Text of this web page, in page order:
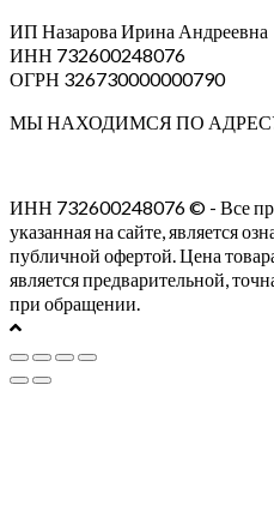
ИП Назарова Ирина Андреевна⁠
ИНН 732600248076
ОГРН 326730000000790
МЫ НАХОДИМСЯ ПО
ИНН 732600248076 © - Все
указанная на сайте, является
публичной офертой. Цена
является предварительной,
при обращении.